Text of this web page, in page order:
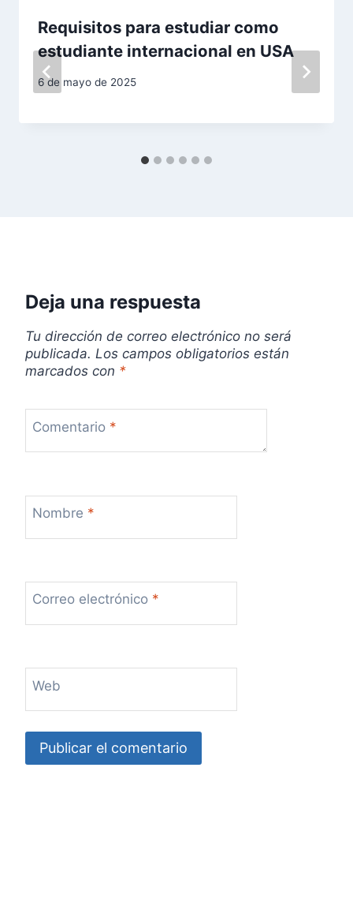
a
s
Requisitos para estudiar como
estudiante internacional en USA
6 de mayo de 2025
Deja una respuesta
Tu dirección de correo electrónico no será
publicada. Los campos obligatorios están
marcados con *
Comentario *
Nombre *
Correo electrónico *
Web